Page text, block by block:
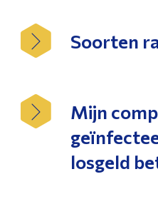
Soorten
Mijn
losgeld